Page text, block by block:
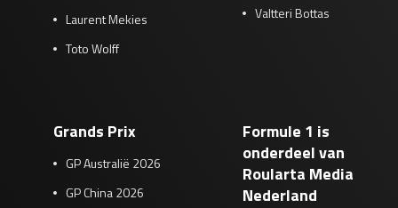
Laurent Mekies
Toto Wolff
Valtteri Bottas
Grands Prix
GP Australië 2026
GP China 2026
Formule 1 is
onderdeel van
Roularta Media
Nederland